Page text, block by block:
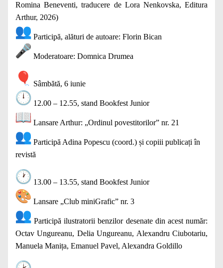
Romina Beneventi, traducere de Lora Nenkovska, Editura
Arthur, 2026)
Participă, alături de autoare: Florin Bican
Moderatoare: Domnica Drumea
Sâmbătă, 6 iunie
12.00 – 12.55, stand Bookfest Junior
Lansare Arthur: „Ordinul povestitorilor” nr. 21
Participă Adina Popescu (coord.) și copiii publicați în
revistă
13.00 – 13.55, stand Bookfest Junior
Lansare „Club miniGrafic” nr. 3
Participă ilustratorii benzilor desenate din acest număr:
Octav Ungureanu, Delia Ungureanu, Alexandru Ciubotariu,
Manuela Manița, Emanuel Pavel, Alexandra Goldillo